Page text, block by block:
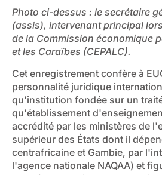
Photo ci-dessus : le secrétaire
(assis), intervenant principal
de la Commission économique
et les Caraïbes (CEPALC).
Cet enregistrement confère à
personnalité juridique
qu'institution fondée sur un
qu'établissement
accrédité par les ministères de
supérieur des États dont il
centrafricaine et Gambie, par
l'agence nationale NAQAA) et